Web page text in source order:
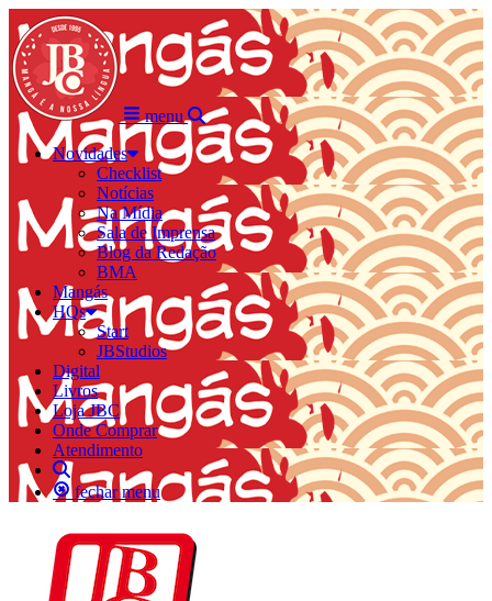
menu
Novidades
Checklist
Notícias
Na Mídia
Sala de Imprensa
Blog da Redação
BMA
Mangás
HQs
Start
JBStudios
Digital
Livros
Loja JBC
Onde Comprar
Atendimento
fechar menu